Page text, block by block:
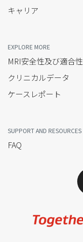
キャリア
EXPLORE MORE
MRI安全性及び適合性
クリニカルデータ
ケースレポート
SUPPORT AND RESOURCES
FAQ